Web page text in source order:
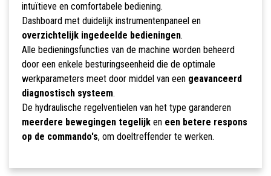
intuïtieve en comfortabele bediening.
Dashboard met duidelijk instrumentenpaneel en
overzichtelijk ingedeelde bedieningen.
Alle bedieningsfuncties van de machine worden beheerd
door een enkele besturingseenheid die de optimale
werkparameters meet door middel van een geavanceerd
diagnostisch systeem.
De hydraulische regelventielen van het type garanderen
meerdere bewegingen tegelijken een betere respons
op de commando's, om doeltreffender te werken.